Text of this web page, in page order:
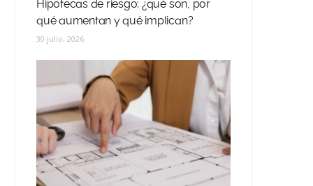
Hipotecas de riesgo: ¿qué son, por
qué aumentan y qué implican?
30 julio, 2026